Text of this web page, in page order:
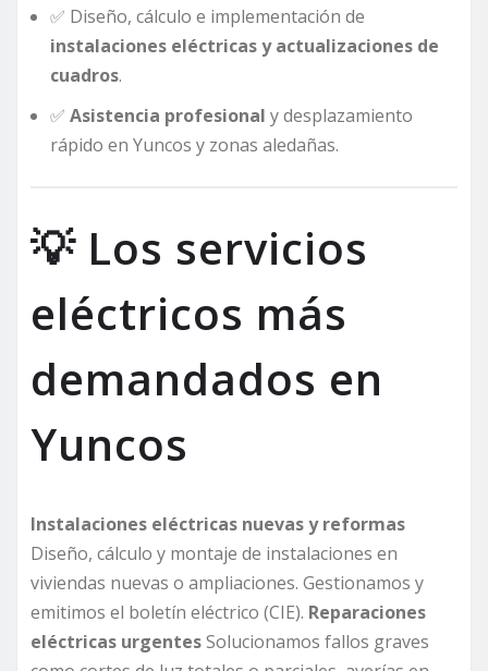
✅ Diseño, cálculo e implementación de
instalaciones eléctricas y actualizaciones de
cuadros.
✅ Asistencia profesional y desplazamiento
rápido en Yuncos y zonas aledañas.
💡 Los servicios
eléctricos más
demandados en
Yuncos
Instalaciones eléctricas nuevas y reformas
Diseño, cálculo y montaje de instalaciones en
viviendas nuevas o ampliaciones. Gestionamos y
emitimos el boletín eléctrico (CIE). Reparaciones
eléctricas urgentesSolucionamos fallos graves